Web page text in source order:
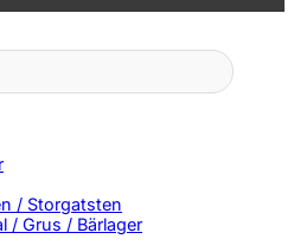
/ Storgatsten
/ Grus / Bärlager